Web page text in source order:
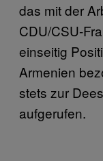
das mit der
CDU/CSU-
einseitig
Armenien
stets zur
aufgerufen.